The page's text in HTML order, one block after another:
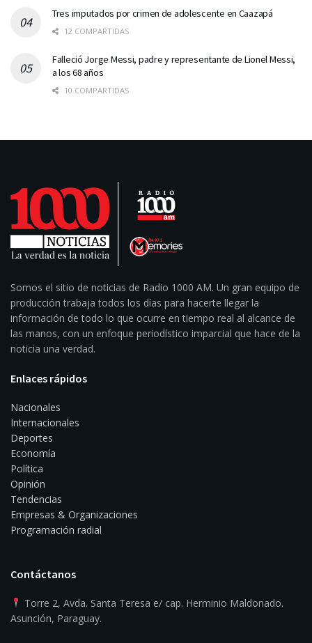
Tres imputados por crimen de adolescente en Caazapá
12 COMPARTIDAS
Falleció Jorge Messi, padre y representante de Lionel Messi,
a los 68 años
10 COMPARTIDAS
Somos el sitio de noticias de Radio 1000 AM. Un gran equipo de
producción trabaja todos los días para hacerte llegar la
información de todo lo que ocurre en tiempo real al alcance de
las manos, con un enfoque periodístico imparcial que hace de la
noticia una verdad.
Enlaces rápidos
Nacionales
Internacionales
Deportes
Economía
Política
Opinión
Tendencias
Empresas & Organizaciones
Programación radial
Contáctanos
Torre 2, Avda. Santa Teresa e/ cap. Herminio Maldonado.
Asunción, Paraguay.